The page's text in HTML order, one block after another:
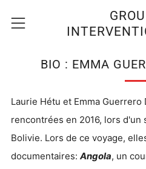
Menu
BIO : EMMA
Laurie Hétu et Emma
rencontrées en 2016, lors
Bolivie. Lors de ce voyage,
documentaires: Angola, un